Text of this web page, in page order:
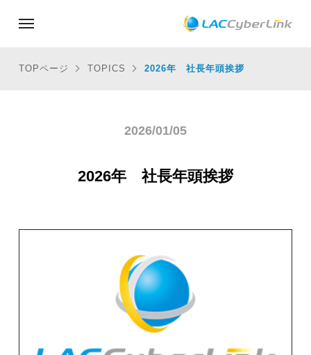
TOPページ TOPICS 2026年 社長年頭挨拶
2026/01/05
2026年 社長年頭挨拶